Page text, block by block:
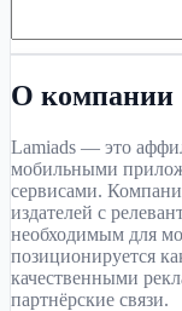
О компании
Lamiads — это
мобильными
сервисами.
издателей с
необходимым для
позиционируется
качественными
партнёрские связи.